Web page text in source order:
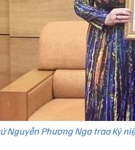
Nguyễn Phương Nga trao Kỷ